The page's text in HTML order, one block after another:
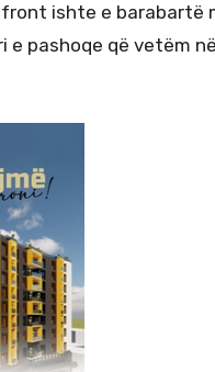
ishte e barabartë
e pashoqe që vetëm